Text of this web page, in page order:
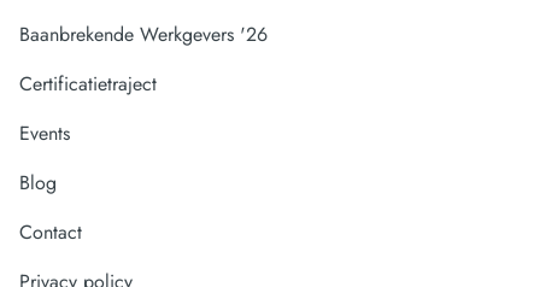
Baanbrekende Werkgevers '26
Certificatietraject
Events
Blog
Contact